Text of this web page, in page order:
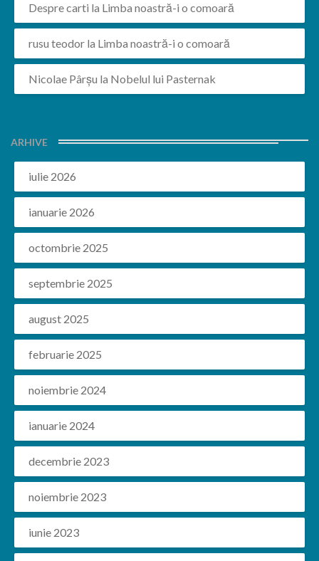
Despre carti la Limba noastră-i o comoară
rusu teodor la Limba noastră-i o comoară
Nicolae Pârșu la Nobelul lui Pasternak
ARHIVE
iulie 2026
ianuarie 2026
octombrie 2025
septembrie 2025
august 2025
februarie 2025
noiembrie 2024
ianuarie 2024
decembrie 2023
noiembrie 2023
iunie 2023